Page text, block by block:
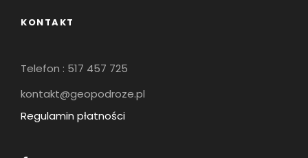
KONTAKT
Telefon : 517 457 725
kontakt@geopodroze.pl
Regulamin płatności